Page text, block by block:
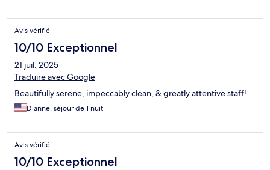
Avis vérifié
10/10 Exceptionnel
21 juil. 2025
Traduire avec Google
Beautifully serene, impeccably clean, & greatly attentive staff!
Dianne, séjour de 1 nuit
Avis vérifié
10/10 Exceptionnel